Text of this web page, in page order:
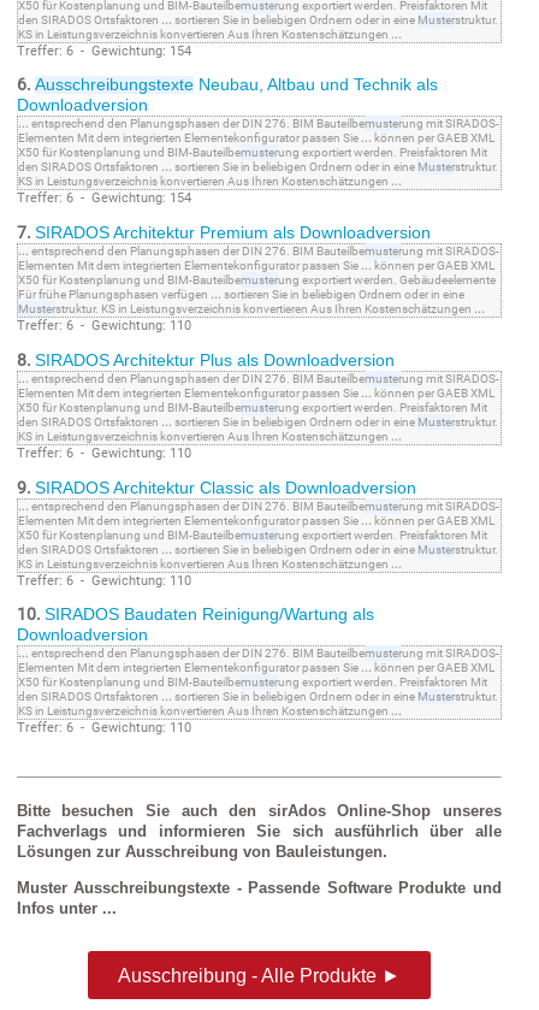
X50 für Kostenplanung und BIM-Bauteilbemusterung exportiert werden. Preisfaktoren Mit
den SIRADOS Ortsfaktoren ... sortieren Sie in beliebigen Ordnern oder in eine Musterstruktur.
KS in Leistungsverzeichnis konvertieren Aus Ihren Kostenschätzungen ...
Treffer: 6 - Gewichtung: 154
6. AusschreibungstexteNeubau, Altbau und Technik als
Downloadversion
... entsprechend den Planungsphasen der DIN 276. BIM Bauteilbemusterung mit SIRADOS-
Elementen Mit dem integrierten Elementekonfigurator passen Sie ... können per GAEB XML
X50 für Kostenplanung und BIM-Bauteilbemusterung exportiert werden. Preisfaktoren Mit
den SIRADOS Ortsfaktoren ... sortieren Sie in beliebigen Ordnern oder in eine Musterstruktur.
KS in Leistungsverzeichnis konvertieren Aus Ihren Kostenschätzungen ...
Treffer: 6 - Gewichtung: 154
7. SIRADOS Architektur Premium als Downloadversion
... entsprechend den Planungsphasen der DIN 276. BIM Bauteilbemusterung mit SIRADOS-
Elementen Mit dem integrierten Elementekonfigurator passen Sie ... können per GAEB XML
X50 für Kostenplanung und BIM-Bauteilbemusterung exportiert werden. Gebäudeelemente
Für frühe Planungsphasen verfügen ... sortieren Sie in beliebigen Ordnern oder in eine
Musterstruktur. KS in Leistungsverzeichnis konvertieren Aus Ihren Kostenschätzungen ...
Treffer: 6 - Gewichtung: 110
8. SIRADOS Architektur Plus als Downloadversion
... entsprechend den Planungsphasen der DIN 276. BIM Bauteilbemusterung mit SIRADOS-
Elementen Mit dem integrierten Elementekonfigurator passen Sie ... können per GAEB XML
X50 für Kostenplanung und BIM-Bauteilbemusterung exportiert werden. Preisfaktoren Mit
den SIRADOS Ortsfaktoren ... sortieren Sie in beliebigen Ordnern oder in eine Musterstruktur.
KS in Leistungsverzeichnis konvertieren Aus Ihren Kostenschätzungen ...
Treffer: 6 - Gewichtung: 110
9. SIRADOS Architektur Classic als Downloadversion
... entsprechend den Planungsphasen der DIN 276. BIM Bauteilbemusterung mit SIRADOS-
Elementen Mit dem integrierten Elementekonfigurator passen Sie ... können per GAEB XML
X50 für Kostenplanung und BIM-Bauteilbemusterung exportiert werden. Preisfaktoren Mit
den SIRADOS Ortsfaktoren ... sortieren Sie in beliebigen Ordnern oder in eine Musterstruktur.
KS in Leistungsverzeichnis konvertieren Aus Ihren Kostenschätzungen ...
Treffer: 6 - Gewichtung: 110
10. SIRADOS Baudaten Reinigung/Wartung als
Downloadversion
... entsprechend den Planungsphasen der DIN 276. BIM Bauteilbemusterung mit SIRADOS-
Elementen Mit dem integrierten Elementekonfigurator passen Sie ... können per GAEB XML
X50 für Kostenplanung und BIM-Bauteilbemusterung exportiert werden. Preisfaktoren Mit
den SIRADOS Ortsfaktoren ... sortieren Sie in beliebigen Ordnern oder in eine Musterstruktur.
KS in Leistungsverzeichnis konvertieren Aus Ihren Kostenschätzungen ...
Treffer: 6 - Gewichtung: 110
Bitte besuchen Sie auch den sirAdos Online-Shop unseres
Fachverlags und informieren Sie sich ausführlich über alle
Lösungen zur Ausschreibung von Bauleistungen.
Muster Ausschreibungstexte - Passende Software Produkte und
Infos unter ...
Ausschreibung - Alle Produkte ►